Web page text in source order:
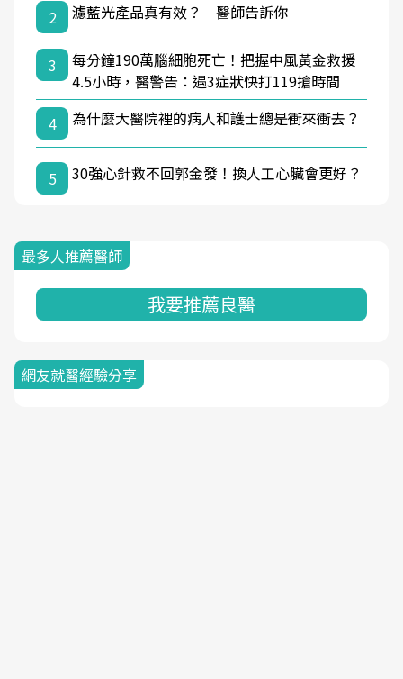
2
濾藍光產品真有效？ 醫師告訴你
3
每分鐘190萬腦細胞死亡！把握中風黃金救援
4.5小時，醫警告：遇3症狀快打119搶時間
4
為什麼大醫院裡的病人和護士總是衝來衝去？
5 30強心針救不回郭金發！換人工心臟會更好？
最多人推薦醫師
我要推薦良醫
網友就醫經驗分享